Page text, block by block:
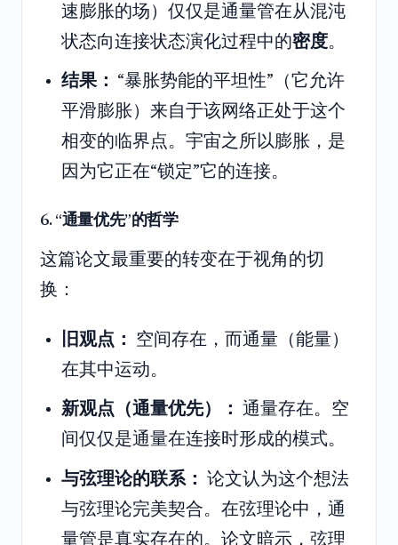
速膨胀的场）仅仅是通量管在从混沌
状态向连接状态演化过程中的密度。
结果： “暴胀势能的平坦性”（它允许
平滑膨胀）来自于该网络正处于这个
相变的临界点。宇宙之所以膨胀，是
因为它正在“锁定”它的连接。
6. “通量优先”的哲学
这篇论文最重要的转变在于视角的切
换：
旧观点：
空间存在，而通量（能量）
在其中运动。
新观点（通量优先）： 通量存在。空
间仅仅是通量在连接时形成的模式。
与弦理论的联系： 论文认为这个想法
与弦理论完美契合。在弦理论中，通
量管是真实存在的。论文暗示，弦理